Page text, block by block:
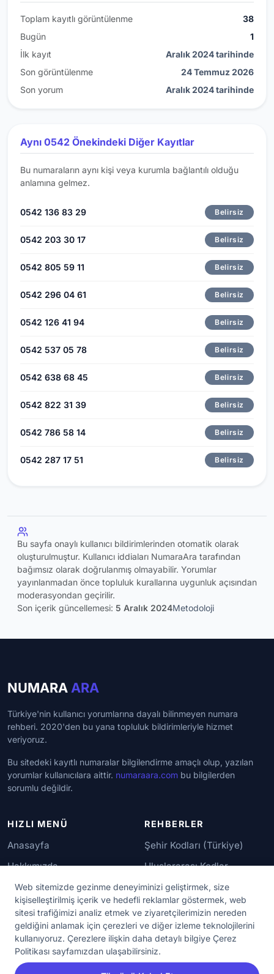
Web sitemizde gezinme deneyiminizi geliştirmek, size
kişiselleştirilmiş içerik ve hedefli reklamlar göstermek, web
sitesi trafiğimizi analiz etmek ve ziyaretçilerimizin nereden
geldiğini anlamak için çerezleri ve diğer izleme teknolojilerini
kullanıyoruz. Çerezlere ilişkin daha detaylı bilgiye Çerez
Politikası sayfamızdan ulaşabilirsiniz.
Toplam kayıtlı görüntülenme
38
Bugün
1
İlk kayıt
Aralık 2024 tarihinde
Son görüntülenme
24 Temmuz 2026
Son yorum
Aralık 2024 tarihinde
Aynı 0542 Önekindeki Diğer Kayıtlar
Bu numaraların aynı kişi veya kurumla bağlantılı olduğu
anlamına gelmez.
0542 136 83 29 Belirsiz
0542 203 30 17 Belirsiz
0542 805 59 11 Belirsiz
0542 296 04 61 Belirsiz
0542 126 41 94 Belirsiz
0542 537 05 78 Belirsiz
0542 638 68 45 Belirsiz
0542 822 31 39 Belirsiz
0542 786 58 14 Belirsiz
0542 287 17 51 Belirsiz
Bu sayfa onaylı kullanıcı bildirimlerinden otomatik olarak
oluşturulmuştur. Kullanıcı iddiaları NumaraAra tarafından
bağımsız olarak doğrulanmış olmayabilir. Yorumlar
yayınlanmadan önce topluluk kurallarına uygunluk açısından
moderasyondan geçirilir.
Son içerik güncellemesi: 5 Aralık 2024Metodoloji
NUMARA ARA
Türkiye'nin kullanıcı yorumlarına dayalı bilinmeyen numara
rehberi. 2020'den bu yana topluluk bildirimleriyle hizmet
veriyoruz.
Bu sitedeki kayıtlı numaralar bilgilendirme amaçlı olup, yazılan
yorumlar kullanıcılara aittir. numaraara.com bu bilgilerden
sorumlu değildir.
HIZLI MENÜ
Anasayfa
Hakkımızda
İletişim
REHBERLER
Şehir Kodları (Türkiye)
Uluslararası Kodlar
Güvenilir Numaralar
YASAL KORUMA
Kullanım Koşulları
Gizlilik Sözleşmesi